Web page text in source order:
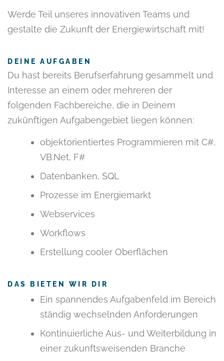
Werde Teil unseres innovativen Teams und
gestalte die Zukunft der Energiewirtschaft mit!
DEINE AUFGABEN
Du hast bereits Berufserfahrung gesammelt und
Interesse an einem oder mehreren der
folgenden Fachbereiche, die in Deinem
zukünftigen Aufgabengebiet liegen können:
objektorientiertes Programmieren mit C#,
VB.Net, F#
Datenbanken, SQL
Prozesse im Energiemarkt
Webservices
Workflows
Erstellung cooler Oberflächen
DAS BIETEN WIR DIR
Ein spannendes Aufgabenfeld im Bereich
ständig wechselnden Anforderungen
Kontinuierliche Aus- und Weiterbildung in
einer zukunftsweisenden Branche